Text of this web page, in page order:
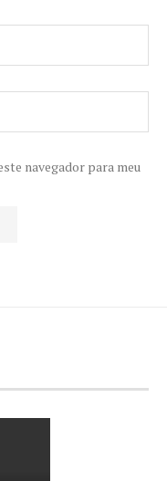
navegador para meu